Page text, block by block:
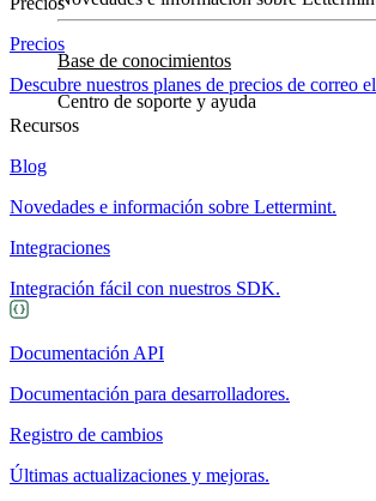
Base de conocimientos
Centro de soporte y ayuda
Precios
Descubre nuestros planes de precios de correo
Recursos
Blog
Novedades e información sobre Lettermint.
Integraciones
Integración fácil con nuestros SDK.
Documentación API
Documentación para desarrolladores.
Registro de cambios
Últimas actualizaciones y mejoras.